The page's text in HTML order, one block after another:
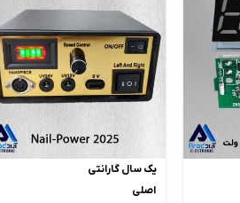
یک سال گارانتی
اصلی